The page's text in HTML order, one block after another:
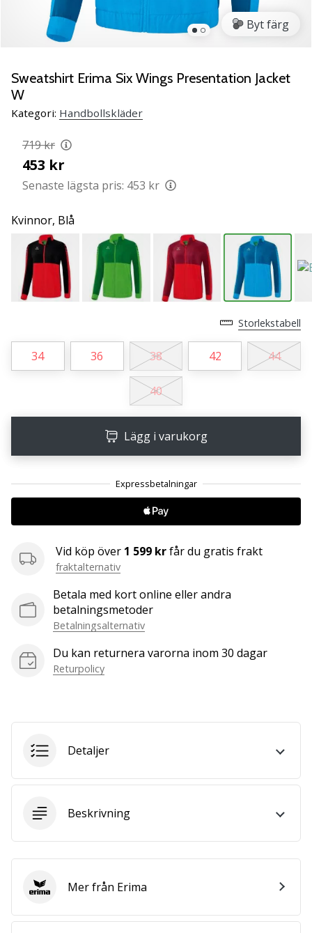
känna
PUMA
Accelerate
NITRO
SQD
handbollsskorna!
Upptäck
de
uppdateringarna
och
reda
på
om
det…
25. 11. 2024
a
Ambassador
our
handball
you
handball
freak
like
are?
Join
Brand
Ambassador.
alla
Byt färg
Sweatshirt Erima Six Wings Presentation Jacket
W
Kategori: Handbollskläder
719 kr
453 kr
Senaste lägsta pris: 453 kr
Kvinnor, Blå
Storlekstabell
34 36 38 42 44
40
Lägg i varukorg
Vid köp över 1 599 krfår du gratis frakt
fraktalternativ
Betala med kort online eller andra
betalningsmetoder
Betalningsalternativ
Du kan returnera varorna inom 30 dagar
Returpolicy
Detaljer
Beskrivning
ErimaMer från Erima